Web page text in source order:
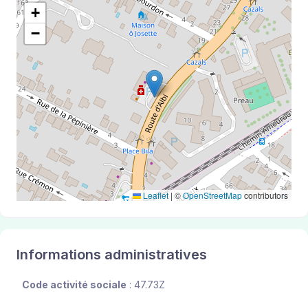
+
−
Leaflet | ©OpenStreetMapcontributors
Informations administratives
Code activité sociale : 47.73Z